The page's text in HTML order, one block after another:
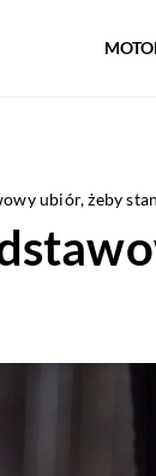
ubiór, żeby